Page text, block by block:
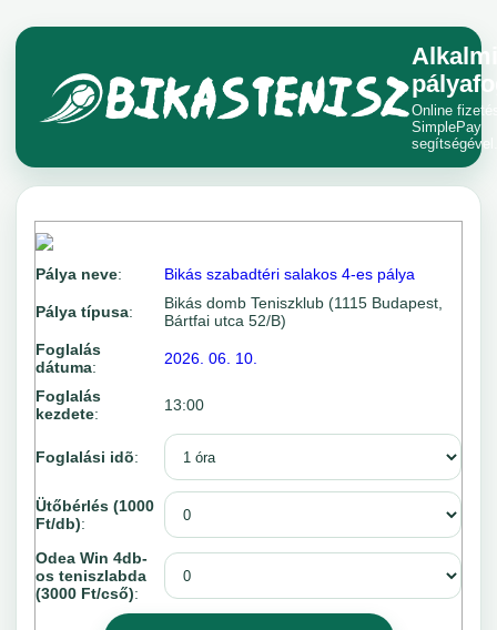
Alkalmi
Online
SimplePay
segítségével.
Pálya neve: Bikás szabadtéri salakos 4-es pálya
Pálya típusa:
Bikás domb Teniszklub (1115 Budapest,
Bártfai utca 52/B)
Foglalás
dátuma: 2026. 06. 10.
Foglalás
kezdete: 13:00
Foglalási idõ:
Ütőbérlés (1000
Ft/db):
Odea Win 4db-
os teniszlabda
(3000 Ft/cső):